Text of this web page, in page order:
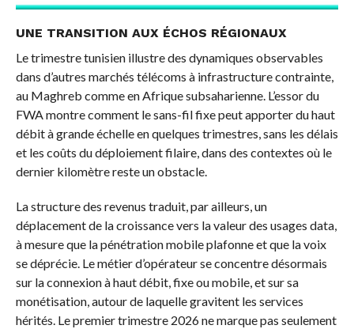
UNE TRANSITION AUX ÉCHOS RÉGIONAUX
Le trimestre tunisien illustre des dynamiques observables
dans d’autres marchés télécoms à infrastructure contrainte,
au Maghreb comme en Afrique subsaharienne. L’essor du
FWA montre comment le sans-fil fixe peut apporter du haut
débit à grande échelle en quelques trimestres, sans les délais
et les coûts du déploiement filaire, dans des contextes où le
dernier kilomètre reste un obstacle.
La structure des revenus traduit, par ailleurs, un
déplacement de la croissance vers la valeur des usages data,
à mesure que la pénétration mobile plafonne et que la voix
se déprécie. Le métier d’opérateur se concentre désormais
sur la connexion à haut débit, fixe ou mobile, et sur sa
monétisation, autour de laquelle gravitent les services
hérités. Le premier trimestre 2026 ne marque pas seulement